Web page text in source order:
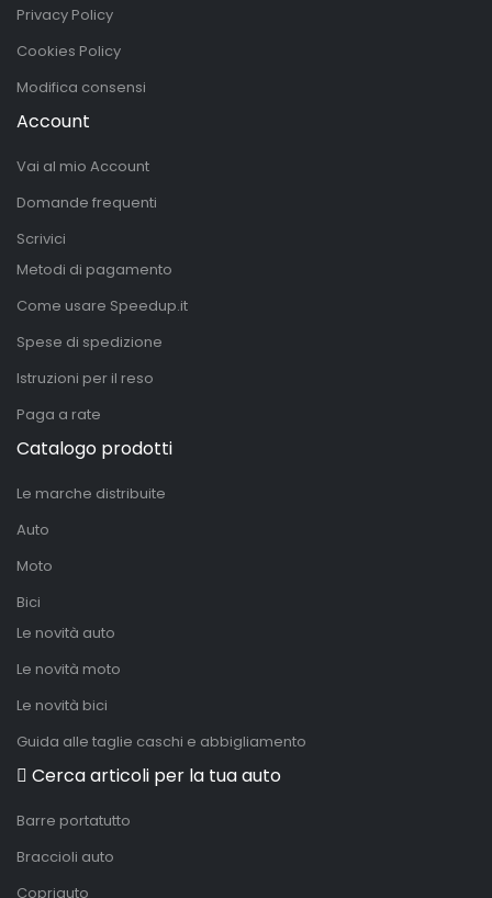
Privacy Policy
Cookies Policy
Modifica consensi
Account
Vai al mio Account
Domande frequenti
Scrivici
Metodi di pagamento
Come usare Speedup.it
Spese di spedizione
Istruzioni per il reso
Paga a rate
Catalogo prodotti
Le marche distribuite
Auto
Moto
Bici
Le novità auto
Le novità moto
Le novità bici
Guida alle taglie caschi e abbigliamento
Cerca articoli per la tua auto
Barre portatutto
Braccioli auto
Copriauto